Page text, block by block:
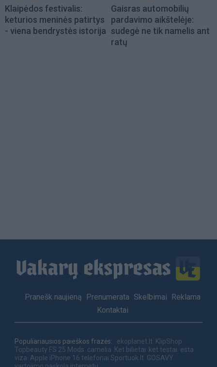
Klaipėdos festivalis:
keturios meninės patirtys
- viena bendrystės istorija
Gaisras automobilių
pardavimo aikštelėje:
sudegė ne tik namelis ant
ratų
Footer
Pranešk naujieną Prenumerata Skelbimai
Reklama
Kontaktai
Populiariausios paieškos frazės: ekoplanet.lt KlipShop
Topbeauty FS 25 Mods camelia Ket bilietai ket testai esta
viza Apple iPhone 16 telefonai Sportuok.lt GOSAVY